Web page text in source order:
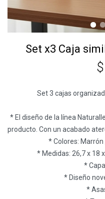
Set x3 Caja
$
Set 3 cajas
* El diseño de la línea
producto. Con un acabado
* Colores:
* Medidas: 26,7 x 18
*
* Diseño
*